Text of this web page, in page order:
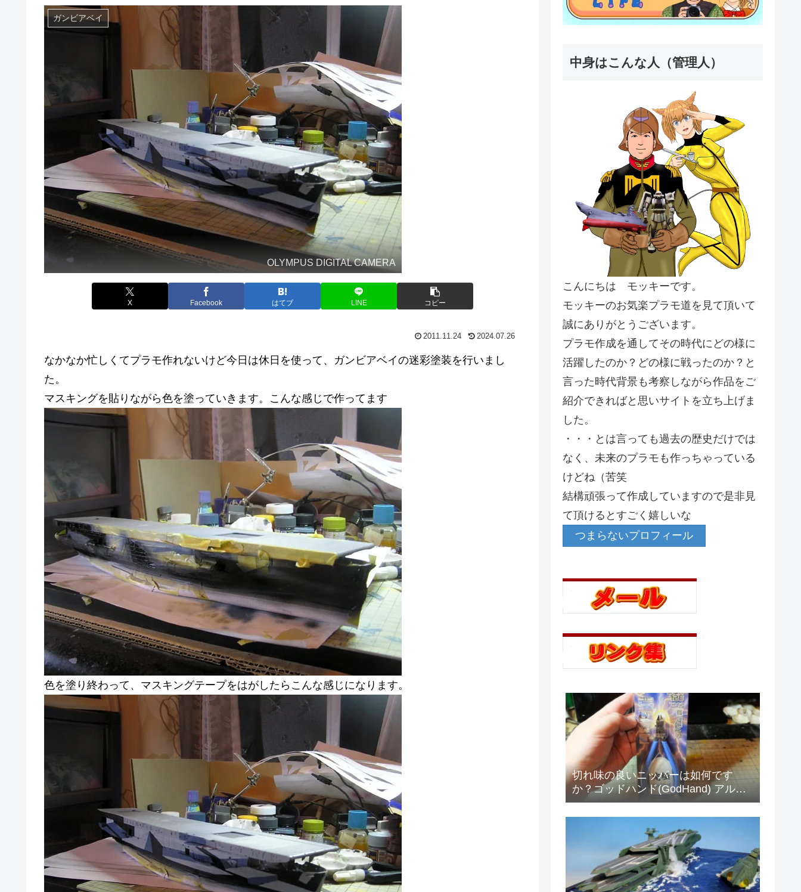
ガンビアベイ
OLYMPUS DIGITAL CAMERA
X Facebook はてブ LINE コピー
2011.11.24 2024.07.26
なかなか忙しくてプラモ作れないけど今日は休日を使って、ガンビアベイの迷彩塗装を行いまし
た。
マスキングを貼りながら色を塗っていきます。こんな感じで作ってます
色を塗り終わって、マスキングテープをはがしたらこんな感じになります。
中身はこんな人（管理人）
こんにちは モッキーです。
モッキーのお気楽プラモ道を見て頂いて
誠にありがとうございます。
プラモ作成を通してその時代にどの様に
活躍したのか？どの様に戦ったのか？と
言った時代背景も考察しながら作品をご
紹介できればと思いサイトを立ち上げま
した。
・・・とは言っても過去の歴史だけでは
なく、未来のプラモも作っちゃっている
けどね（苦笑
結構頑張って作成していますので是非見
て頂けるとすごく嬉しいな
つまらないプロフィール
切れ味の良いニッパーは如何です
か？ゴッドハンド(GodHand) アルテ
ィメットニッパー5.0